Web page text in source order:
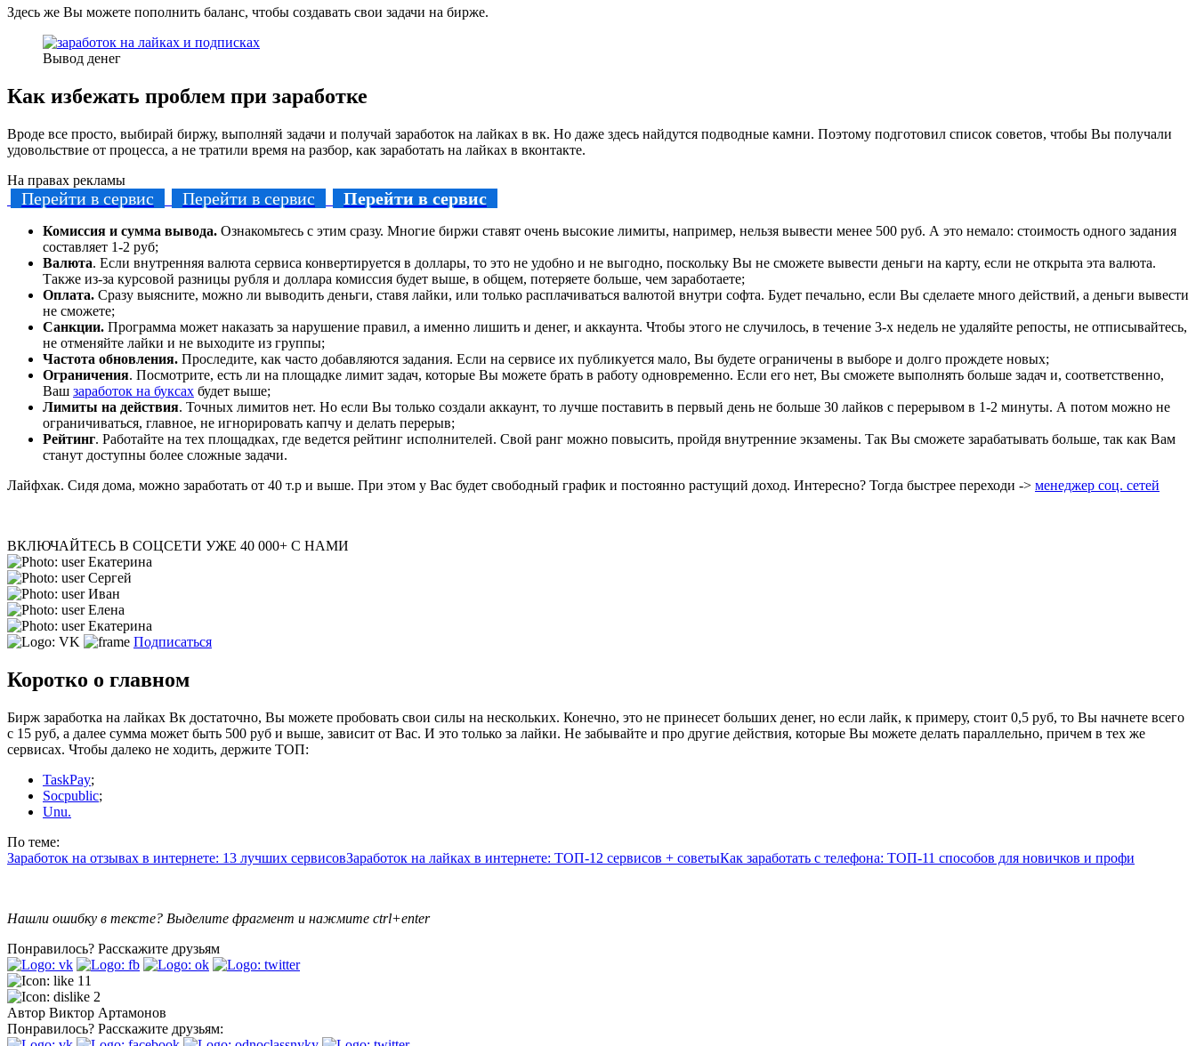
Здесь же Вы можете пополнить баланс, чтобы создавать свои задачи на бирже.
Вывод денег
Как избежать проблем при заработке
Вроде все просто, выбирай биржу, выполняй задачи и получай заработок на лайках в вк. Но даже здесь найдутся подводные камни. Поэтому подготовил список советов, чтобы Вы получали
удовольствие от процесса, а не тратили время на разбор, как заработать на лайках в вконтакте.
На правах рекламы
Перейти в сервис Перейти в сервис Перейти в сервис
Комиссия и сумма вывода. Ознакомьтесь с этим сразу. Многие биржи ставят очень высокие лимиты, например, нельзя вывести менее 500 руб. А это немало: стоимость одного задания
составляет 1-2 руб;
Валюта. Если внутренняя валюта сервиса конвертируется в доллары, то это не удобно и не выгодно, поскольку Вы не сможете вывести деньги на карту, если не открыта эта валюта.
Также из-за курсовой разницы рубля и доллара комиссия будет выше, в общем, потеряете больше, чем заработаете;
Оплата. Сразу выясните, можно ли выводить деньги, ставя лайки, или только расплачиваться валютой внутри софта. Будет печально, если Вы сделаете много действий, а деньги вывести
не сможете;
Санкции. Программа может наказать за нарушение правил, а именно лишить и денег, и аккаунта. Чтобы этого не случилось, в течение 3-х недель не удаляйте репосты, не отписывайтесь,
не отменяйте лайки и не выходите из группы;
Частота обновления. Проследите, как часто добавляются задания. Если на сервисе их публикуется мало, Вы будете ограничены в выборе и долго прождете новых;
Ограничения. Посмотрите, есть ли на площадке лимит задач, которые Вы можете брать в работу одновременно. Если его нет, Вы сможете выполнять больше задач и, соответственно,
Ваш заработок на буксах будет выше;
Лимиты на действия. Точных лимитов нет. Но если Вы только создали аккаунт, то лучше поставить в первый день не больше 30 лайков с перерывом в 1-2 минуты. А потом можно не
ограничиваться, главное, не игнорировать капчу и делать перерыв;
Рейтинг. Работайте на тех площадках, где ведется рейтинг исполнителей. Свой ранг можно повысить, пройдя внутренние экзамены. Так Вы сможете зарабатывать больше, так как Вам
станут доступны более сложные задачи.
Лайфхак. Сидя дома, можно заработать от 40 т.р и выше. При этом у Вас будет свободный график и постоянно растущий доход. Интересно? Тогда быстрее переходи -> менеджер соц. сетей
ВКЛЮЧАЙТЕСЬ В СОЦСЕТИ УЖЕ 40 000+ С НАМИ
Екатерина
Сергей
Иван
Елена
Екатерина
Подписаться
Коротко о главном
Бирж заработка на лайках Вк достаточно, Вы можете пробовать свои силы на нескольких. Конечно, это не принесет больших денег, но если лайк, к примеру, стоит 0,5 руб, то Вы начнете всего
с 15 руб, а далее сумма может быть 500 руб и выше, зависит от Вас. И это только за лайки. Не забывайте и про другие действия, которые Вы можете делать параллельно, причем в тех же
сервисах. Чтобы далеко не ходить, держите ТОП:
TaskPay;
Socpublic;
Unu.
По теме:
Заработок на отзывах в интернете: 13 лучших сервисовЗаработок на лайках в интернете: ТОП-12 сервисов + советыКак заработать с телефона: ТОП-11 способов для новичков и профи
Нашли ошибку в тексте? Выделите фрагмент и нажмите ctrl+enter
Понравилось? Расскажите друзьям
11
2
Автор Виктор Артамонов
Понравилось? Расскажите друзьям: